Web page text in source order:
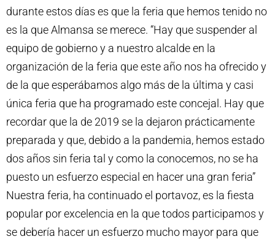
durante estos días es que la feria que hemos tenido no
es la que Almansa se merece. “Hay que suspender al
equipo de gobierno y a nuestro alcalde en la
organización de la feria que este año nos ha ofrecido y
de la que esperábamos algo más de la última y casi
única feria que ha programado este concejal. Hay que
recordar que la de 2019 se la dejaron prácticamente
preparada y que, debido a la pandemia, hemos estado
dos años sin feria tal y como la conocemos, no se ha
puesto un esfuerzo especial en hacer una gran feria”
Nuestra feria, ha continuado el portavoz, es la fiesta
popular por excelencia en la que todos participamos y
se debería hacer un esfuerzo mucho mayor para que